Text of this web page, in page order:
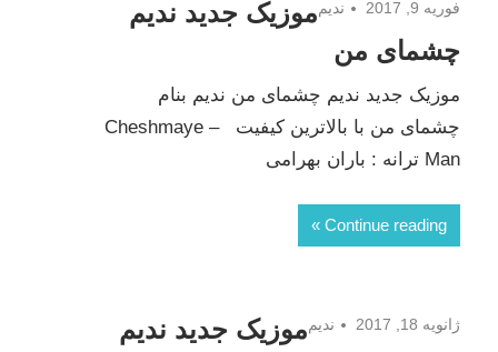
فوریه 9, 2017 ندیمموزیک جدید ندیم
چشمای من
موزیک جدید ندیم چشمای من ندیم بنام
چشمای من با بالاترین کیفیت – Cheshmaye
Man ترانه : باران بهرامی
Continue reading
ژانویه 18, 2017 ندیمموزیک جدید ندیم